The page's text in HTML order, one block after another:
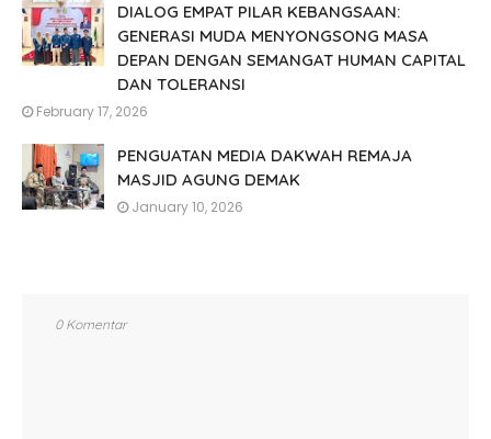
DIALOG EMPAT PILAR KEBANGSAAN:
GENERASI MUDA MENYONGSONG MASA
DEPAN DENGAN SEMANGAT HUMAN CAPITAL
DAN TOLERANSI
February 17, 2026
PENGUATAN MEDIA DAKWAH REMAJA
MASJID AGUNG DEMAK
January 10, 2026
0 Komentar